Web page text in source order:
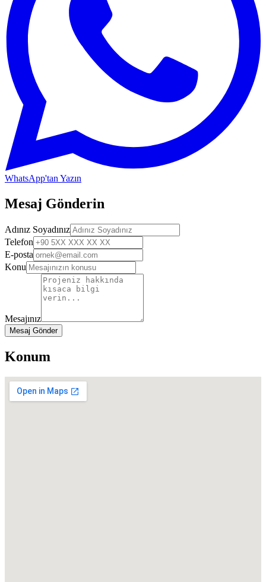
WhatsApp'tan Yazın
Mesaj Gönderin
Adınız Soyadınız
Telefon
E-posta
Konu
Mesajınız
Mesaj Gönder
Konum